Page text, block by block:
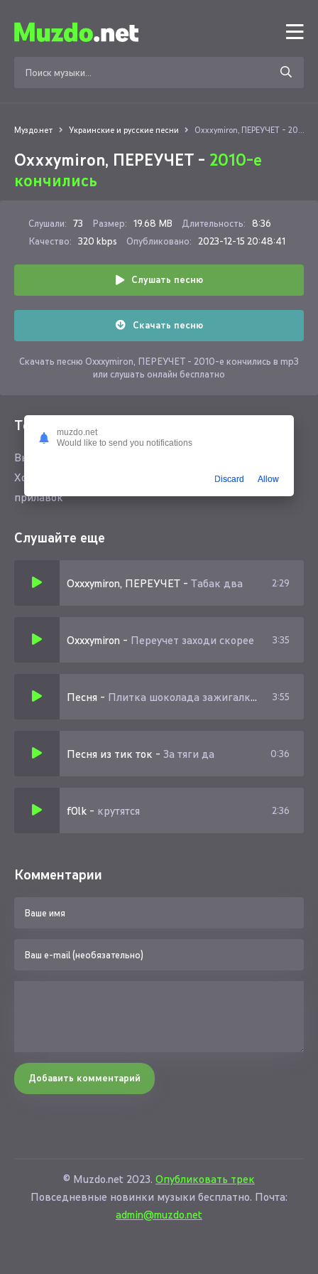
Муздо.нет Украинские и русские песни Oxxxymiron, ПЕРЕУЧЕТ - 2010-е кончились
Oxxxymiron, ПЕРЕУЧЕТ - 2010-е
кончились
Слушали: 73 Размер: 19.68 MB Длительность: 8:36
Качество: 320 kbps Опубликовано: 2023-12-15 20:48:41
Слушать песню
Скачать песню
Скачать песню Oxxxymiron, ПЕРЕУЧЕТ - 2010-е кончились в mp3
или слушать онлайн бесплатно
Текст песни
Вышел за хлебом, не ясно зачем, но купил шоколада
Хотел заплатить телефоном, но тщетно, уронил за
прилавок
Слушайте еще
Oxxxymiron, ПЕРЕУЧЕТ - Табак два 2:29
Oxxxymiron - Переучет заходи скорее 3:35
Песня - Плитка шоколада зажигалка улыбка 3:55
Песня из тик ток - За тяги да 0:36
f0lk - крутятся 2:36
Комментарии
Добавить комментарий
© Muzdo.net 2023. Опубликовать трек
Повседневные новинки музыки бесплатно. Почта:
admin@muzdo.net
muzdo.net
Would like to send you notifications
Discard Allow